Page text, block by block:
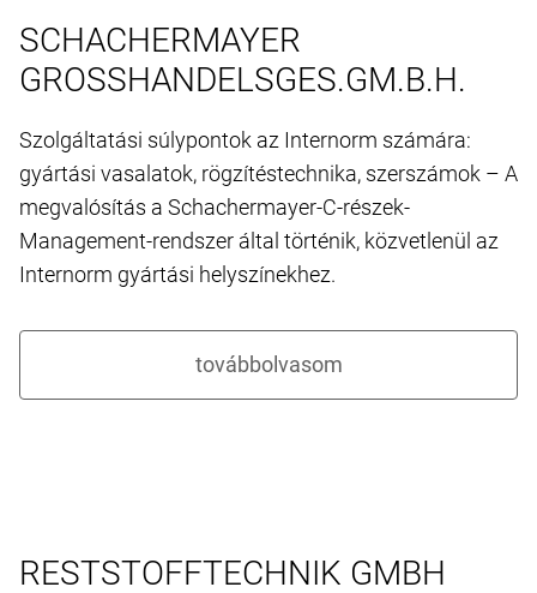
SCHACHERMAYER
GROSSHANDELSGES.GM.B.H.
Szolgáltatási súlypontok az Internorm számára:
gyártási vasalatok, rögzítéstechnika, szerszámok – A
megvalósítás a Schachermayer-C-részek-
Management-rendszer által történik, közvetlenül az
Internorm gyártási helyszínekhez.
RESTSTOFFTECHNIK GMBH